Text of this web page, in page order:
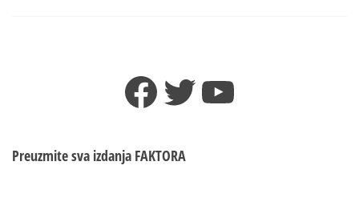
crna“
Facebook
TwitterYouTube
Preuzmite sva izdanja FAKTORA